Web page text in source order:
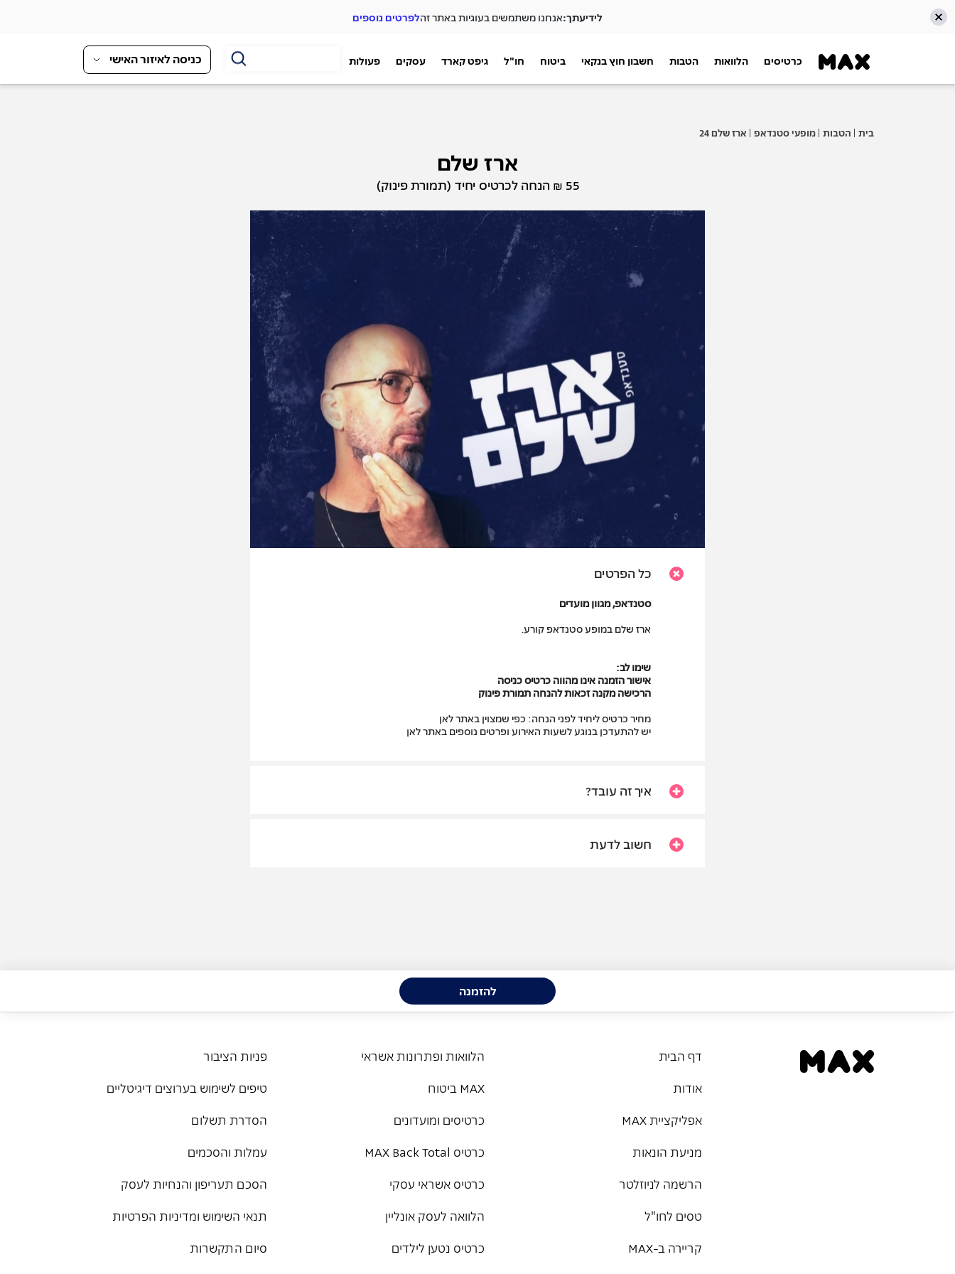
לידיעתך:אנחנו משתמשים בעוגיות באתר זהלפרטים נוספים
כרטיסים הלוואות הטבות חשבון חוץ בנקאי ביטוח חו"ל גיפט קארד עסקים פעולות כניסה לאיזור האישי
בית הטבות מופעי סטנדאפ ארז שלם 24
ארז שלם
55 ₪ הנחה לכרטיס יחיד (תמורת פינוק)
כל הפרטים
סטנדאפ, מגוון מועדים
ארז שלם במופע סטנדאפ קורע.
שימו לב:
אישור הזמנה אינו מהווה כרטיס כניסה
הרכישה מקנה זכאות להנחה תמורת פינוק
מחיר כרטיס ליחיד לפני הנחה: כפי שמצוין באתר לאן
יש להתעדכן בנוגע לשעות האירוע ופרטים נוספים באתר לאן
איך זה עובד?
חשוב לדעת
להזמנה
דף הבית
אודות
אפליקציית MAX
מניעת הונאות
הרשמה לניוזלטר
טסים לחו"ל
קריירה ב-MAX
הלוואות ופתרונות אשראי
MAX ביטוח
כרטיסים ומועדונים
כרטיס MAX Back Total
כרטיס אשראי עסקי
הלוואה לעסק אונליין
כרטיס נטען לילדים
פניות הציבור
טיפים לשימוש בערוצים דיגיטליים
הסדרת תשלום
עמלות והסכמים
הסכם תעריפון והנחיות לעסק
תנאי השימוש ומדיניות הפרטיות
סיום התקשרות